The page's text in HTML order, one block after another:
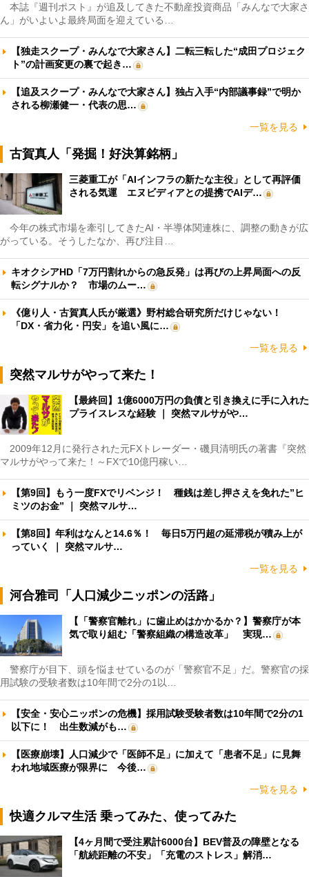
本誌『週刊ポスト』が追及してきた不動産投資商品「みんなで大家さ
ん」がいよいよ最終局面を迎えている…
【独走スクープ・みんなで大家さん】二転三転した“成田プロジェク
ト”の計画変更の裏で起き…
【追及スクープ・みんなで大家さん】独占入手“内部議事録”で明か
される柳瀬健一・代表の思…
一覧を見る
古賀真人「発掘！好決算銘柄」
三菱重工が「AIインフラの新たな主役」として再評価
される気運 エヌビディアとの提携でAIデ…
今年の株式市場を牽引してきたAI・半導体関連株に、調整の動きが広
がっている。そうしたなか、再び注目…
キオクシアHD「7万円割れからの急反発」は再びの上昇局面への反
転シグナルか？ 市場のムー…
《億り人・古賀真人氏が厳選》野村総合研究所だけじゃない！
「DX・省力化・円安」を追い風に…
一覧を見る
突然マルサがやって来た！
【最終回】1億6000万円の負債と引き換えに手に入れた
プライスレスな経験 ｜ 突然マルサがや…
2009年12月に発行された元FXトレーダー・磯貝清明氏の著書『突然
マルサがやって来た！～FXで10億円稼い…
【第9回】もう一度FXでリベンジ！ 種銭は差し押さえを免れた”ヒ
ミツのお金” ｜ 突然マルサ…
【第8回】年利はなんと14.6％！ 毎日5万円超の延滞税が積み上が
っていく ｜ 突然マルサ…
一覧を見る
河合雅司「人口減少ニッポンの活路」
【「警察官離れ」に歯止めはかかるか？】警察庁が本
気で取り組む「警察組織の構造改革」 実現…
警察庁が目下、頭を悩ませているのが「警察官不足」だ。警察官の採
用試験の受験者数は10年間で2分の1以…
【安全・安心ニッポンの危機】採用試験受験者数は10年間で2分の1
以下に！ 出生数減がも…
【医療崩壊】人口減少で「医師不足」に加えて「患者不足」に見舞
われ地域医療が限界に 今後…
一覧を見る
快適クルマ生活 乗ってみた、使ってみた
【4ヶ月間で受注累計6000台】BEV普及の障壁となる
「航続距離の不安」「充電のストレス」解消…